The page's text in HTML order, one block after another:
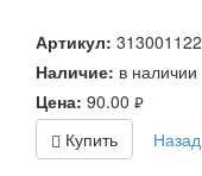
Артикул: 313001122
Наличие: в наличии
Цена: 90.00 руб.
Купить Назад